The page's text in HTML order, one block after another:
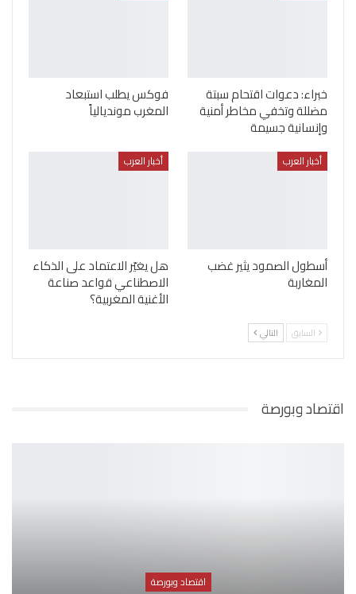
خبراء: دعوات اقتحام سبتة
مضللة وتخفي مخاطر أمنية
وإنسانية جسيمة
فوكس يطلب استبعاد
المغرب مونديالياً
أخبار العرب
أسطول الصمود يثير غضب
المغاربة
أخبار العرب
هل يغيّر الاعتماد على الذكاء
الاصطناعي قواعد صناعة
الأغنية المغربية؟
السابق التالي
اقتصاد وبورصة
اقتصاد وبورصة